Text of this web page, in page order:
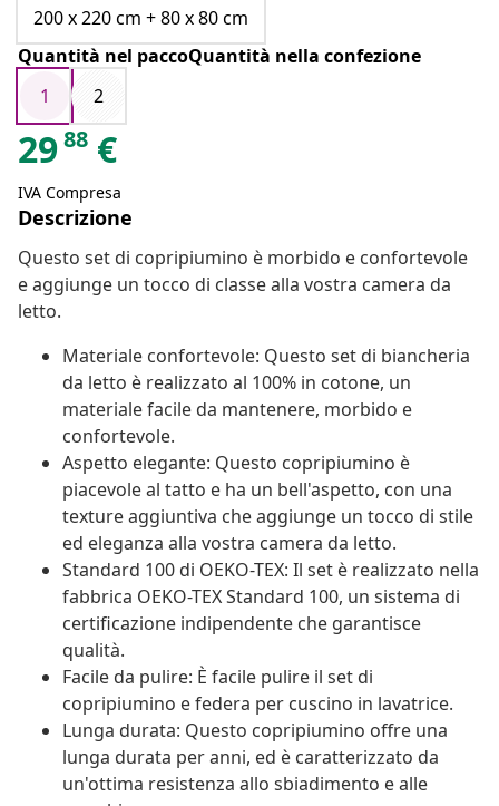
200 x 220 cm + 80 x 80 cm
Quantità nel paccoQuantità nella confezione
1
2
2988 €
IVA Compresa
Descrizione
Questo set di copripiumino è morbido e confortevole
e aggiunge un tocco di classe alla vostra camera da
letto.
Materiale confortevole: Questo set di biancheria
da letto è realizzato al 100% in cotone, un
materiale facile da mantenere, morbido e
confortevole.
Aspetto elegante: Questo copripiumino è
piacevole al tatto e ha un bell'aspetto, con una
texture aggiuntiva che aggiunge un tocco di stile
ed eleganza alla vostra camera da letto.
Standard 100 di OEKO-TEX: Il set è realizzato nella
fabbrica OEKO-TEX Standard 100, un sistema di
certificazione indipendente che garantisce
qualità.
Facile da pulire: È facile pulire il set di
copripiumino e federa per cuscino in lavatrice.
Lunga durata: Questo copripiumino offre una
lunga durata per anni, ed è caratterizzato da
un'ottima resistenza allo sbiadimento e alle